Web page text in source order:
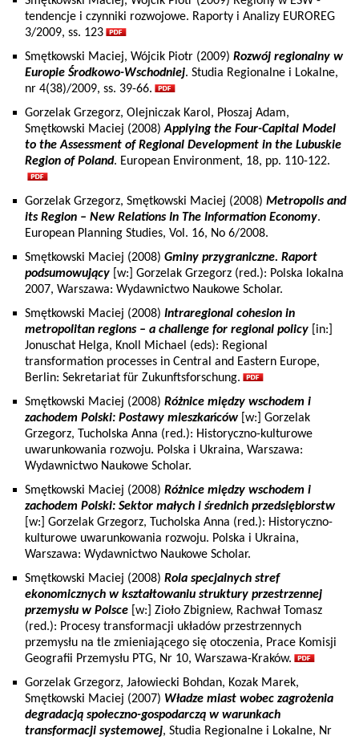
tendencje i czynniki rozwojowe. Raporty i Analizy EUROREG
3/2009, ss. 123
Smętkowski Maciej, Wójcik Piotr (2009) Rozwój regionalny w
Europie Środkowo-Wschodniej. Studia Regionalne i Lokalne,
nr 4(38)/2009, ss. 39-66.
Gorzelak Grzegorz, Olejniczak Karol, Płoszaj Adam,
Smętkowski Maciej (2008)Applying the Four-Capital Model
to the Assessment of Regional Development in the Lubuskie
Region of Poland. European Environment, 18, pp. 110-122.
Gorzelak Grzegorz, Smętkowski Maciej (2008) Metropolis and
its Region – New Relations In The Information Economy.
European Planning Studies, Vol. 16, No 6/2008.
Smętkowski Maciej (2008) Gminy przygraniczne. Raport
podsumowujący [w:] Gorzelak Grzegorz (red.): Polska lokalna
2007, Warszawa: Wydawnictwo Naukowe Scholar.
Smętkowski Maciej (2008) Intraregional cohesion in
metropolitan regions – a challenge for regional policy [in:]
Jonuschat Helga, Knoll Michael (eds): Regional
transformation processes in Central and Eastern Europe,
Berlin: Sekretariat für Zukunftsforschung.
Smętkowski Maciej (2008) Różnice między wschodem i
zachodem Polski: Postawy mieszkańców [w:] Gorzelak
Grzegorz, Tucholska Anna (red.): Historyczno-kulturowe
uwarunkowania rozwoju. Polska i Ukraina, Warszawa:
Wydawnictwo Naukowe Scholar.
Smętkowski Maciej (2008) Różnice między wschodem i
zachodem Polski: Sektor małych i średnich przedsiębiorstw
[w:] Gorzelak Grzegorz, Tucholska Anna (red.): Historyczno-
kulturowe uwarunkowania rozwoju. Polska i Ukraina,
Warszawa: Wydawnictwo Naukowe Scholar.
Smętkowski Maciej (2008) Rola specjalnych stref
ekonomicznych w kształtowaniu struktury przestrzennej
przemysłu w Polsce [w:] Zioło Zbigniew, Rachwał Tomasz
(red.): Procesy transformacji układów przestrzennych
przemysłu na tle zmieniającego się otoczenia, Prace Komisji
Geografii Przemysłu PTG, Nr 10, Warszawa-Kraków.
Gorzelak Grzegorz, Jałowiecki Bohdan, Kozak Marek,
Smętkowski Maciej (2007) Władze miast wobec zagrożenia
degradacją społeczno-gospodarczą w warunkach
transformacji systemowej, Studia Regionalne i Lokalne, Nr